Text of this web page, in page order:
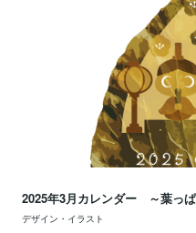
2025年3月カレンダー ～葉っ
デザイン・イラスト